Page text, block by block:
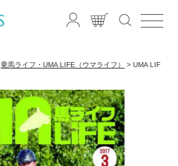
乗馬ライフ・UMA LIFE（ウマライフ）
UMA LIF